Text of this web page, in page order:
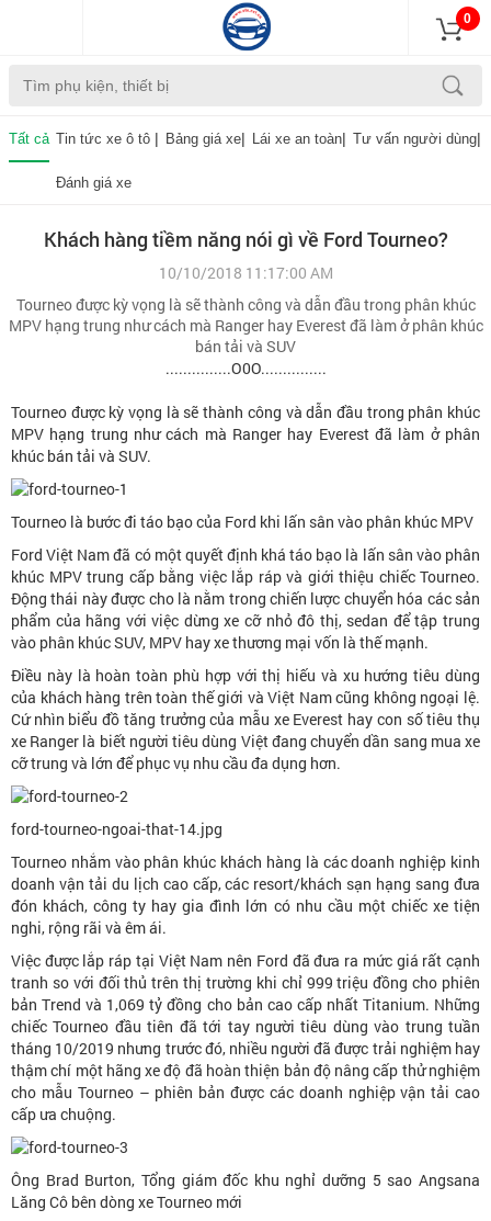
0
Tất cả Tin tức xe ô tô | Bảng giá xe| Lái xe an toàn| Tư vấn người dùng|
Đánh giá xe
Khách hàng tiềm năng nói gì về Ford Tourneo?
10/10/2018 11:17:00 AM
Tourneo được kỳ vọng là sẽ thành công và dẫn đầu trong phân khúc
MPV hạng trung như cách mà Ranger hay Everest đã làm ở phân khúc
bán tải và SUV
...............O0O...............
Tourneo được kỳ vọng là sẽ thành công và dẫn đầu trong phân khúc
MPV hạng trung như cách mà Ranger hay Everest đã làm ở phân
khúc bán tải và SUV.
Tourneo là bước đi táo bạo của Ford khi lấn sân vào phân khúc MPV
Ford Việt Nam đã có một quyết định khá táo bạo là lấn sân vào phân
khúc MPV trung cấp bằng việc lắp ráp và giới thiệu chiếc Tourneo.
Động thái này được cho là nằm trong chiến lược chuyển hóa các sản
phẩm của hãng với việc dừng xe cỡ nhỏ đô thị, sedan để tập trung
vào phân khúc SUV, MPV hay xe thương mại vốn là thế mạnh.
Điều này là hoàn toàn phù hợp với thị hiếu và xu hướng tiêu dùng
của khách hàng trên toàn thế giới và Việt Nam cũng không ngoại lệ.
Cứ nhìn biểu đồ tăng trưởng của mẫu xe Everest hay con số tiêu thụ
xe Ranger là biết người tiêu dùng Việt đang chuyển dần sang mua xe
cỡ trung và lớn để phục vụ nhu cầu đa dụng hơn.
ford-tourneo-ngoai-that-14.jpg
Tourneo nhắm vào phân khúc khách hàng là các doanh nghiệp kinh
doanh vận tải du lịch cao cấp, các resort/khách sạn hạng sang đưa
đón khách, công ty hay gia đình lớn có nhu cầu một chiếc xe tiện
nghi, rộng rãi và êm ái.
Việc được lắp ráp tại Việt Nam nên Ford đã đưa ra mức giá rất cạnh
tranh so với đối thủ trên thị trường khi chỉ 999 triệu đồng cho phiên
bản Trend và 1,069 tỷ đồng cho bản cao cấp nhất Titanium. Những
chiếc Tourneo đầu tiên đã tới tay người tiêu dùng vào trung tuần
tháng 10/2019 nhưng trước đó, nhiều người đã được trải nghiệm hay
thậm chí một hãng xe độ đã hoàn thiện bản độ nâng cấp thử nghiệm
cho mẫu Tourneo – phiên bản được các doanh nghiệp vận tải cao
cấp ưa chuộng.
Ông Brad Burton, Tổng giám đốc khu nghỉ dưỡng 5 sao Angsana
Lăng Cô bên dòng xe Tourneo mới